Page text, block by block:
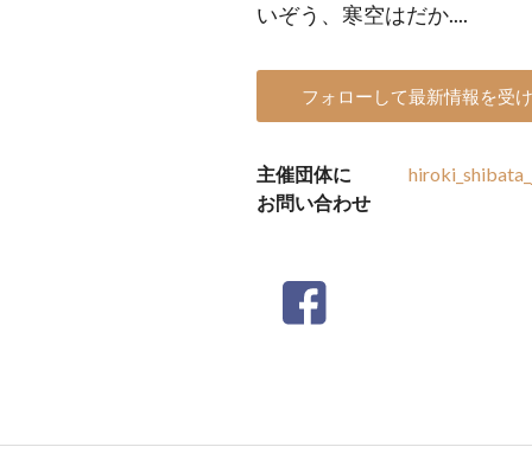
いぞう、寒空はだか....
フォローして最新情報を受
主催団体に
お問い合わせ